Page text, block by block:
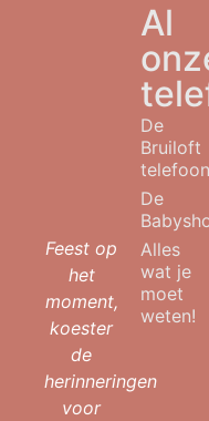
Feest op
het
moment,
koester
de
herinneringen
voor
Al
De
Bruiloft
telefoon
De
Alles
wat je
moet
weten!